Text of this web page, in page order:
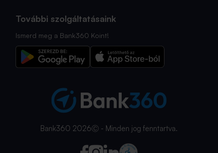
További szolgáltatásaink
Ismerd meg a Bank360 Koint!
Bank360 2026Ⓒ - Minden jog fenntartva.